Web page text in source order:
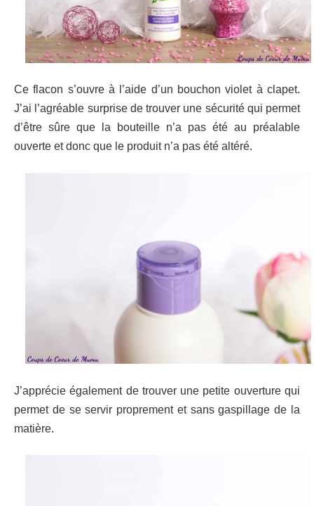
Ce flacon s’ouvre à l’aide d’un bouchon violet à clapet.
J’ai l’agréable surprise de trouver une sécurité qui permet
d’être sûre que la bouteille n’a pas été au préalable
ouverte et donc que le produit n’a pas été altéré.
J’apprécie également de trouver une petite ouverture qui
permet de se servir proprement et sans gaspillage de la
matière.